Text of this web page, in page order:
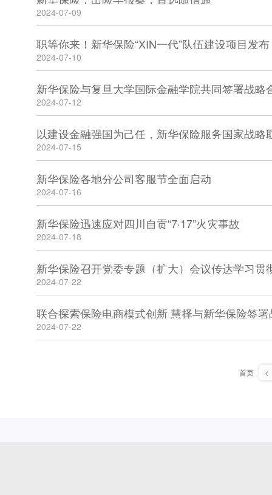
2024-07-09
职等你来！新华保险“XIN一代”队伍建设项目发布
2024-07-10
新华保险与复旦大学国际金融学院共同签署战略
2024-07-12
以建设金融强国为己任，新华保险服务国家战略
2024-07-15
新华保险各地分公司客服节全面启动
2024-07-16
新华保险迅速应对四川自贡“7·17”火灾事故
2024-07-18
2024-07-22
联合探索保险电商模式创新 慧择与新华保险签
2024-07-22
首页 <